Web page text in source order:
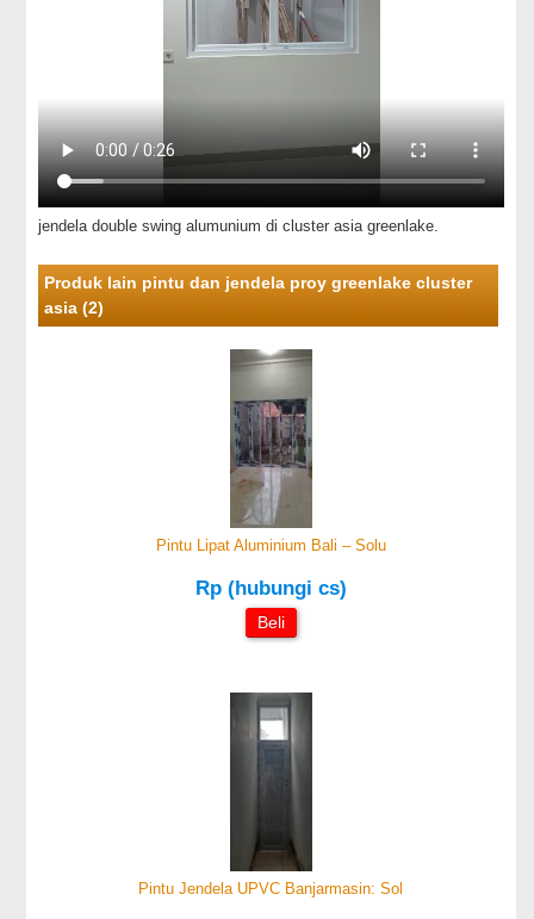
jendela double swing alumunium di cluster asia greenlake.
Produk lain pintu dan jendela proy greenlake cluster
asia (2)
Pintu Lipat Aluminium Bali – Solu
Rp (hubungi cs)
Beli
Pintu Jendela UPVC Banjarmasin: Sol